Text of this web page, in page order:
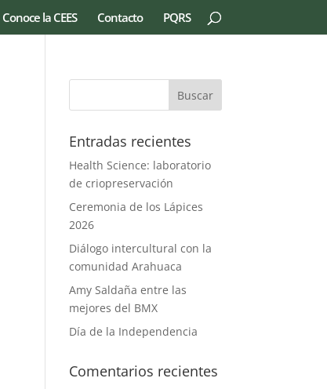
Conoce la CEES Contacto PQRS
Entradas recientes
Health Science: laboratorio
de criopreservación
Ceremonia de los Lápices
2026
Diálogo intercultural con la
comunidad Arahuaca
Amy Saldaña entre las
mejores del BMX
Día de la Independencia
Comentarios recientes